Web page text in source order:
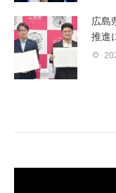
広島
推進